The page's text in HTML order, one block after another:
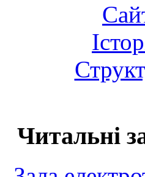
Читальні